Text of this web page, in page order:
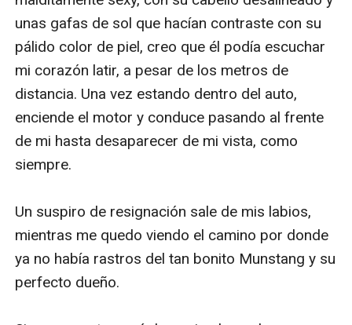
unas gafas de sol que hacían contraste con su
pálido color de piel, creo que él podía escuchar
mi corazón latir, a pesar de los metros de
distancia. Una vez estando dentro del auto,
enciende el motor y conduce pasando al frente
de mi hasta desaparecer de mi vista, como
siempre.
Un suspiro de resignación sale de mis labios,
mientras me quedo viendo el camino por donde
ya no había rastros del tan bonito Munstang y su
perfecto dueño.